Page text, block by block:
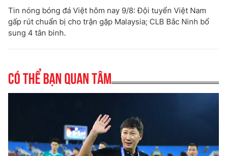
Tin nóng bóng đá Việt hôm nay 9/8: Đội tuyển Việt Nam
gấp rút chuẩn bị cho trận gặp Malaysia; CLB Bắc Ninh bổ
sung 4 tân binh.
Có thể bạn quan tâm